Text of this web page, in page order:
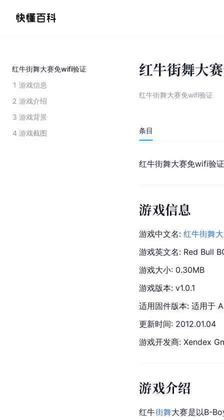
红牛街舞大赛免wifi验证
1 游戏信息
2 游戏介绍
3 游戏背景
4 游戏截图
红牛街舞大
红牛街舞大赛免wifi验证
条目
红牛街舞大赛免wifi验
游戏信息
游戏中文名: 红牛街舞
游戏英文名: Red Bull
游戏大小: 0.30MB
游戏版本: v1.0.1
适用固件版本: 适用于
更新时间: 2012.01.04
游戏开发商: Xendex
游戏介绍
红牛街舞大赛是以B-